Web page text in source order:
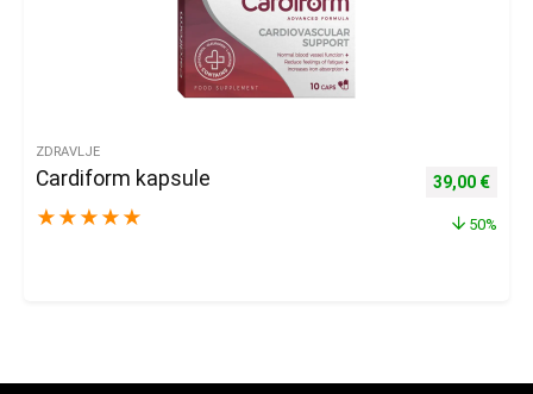
ZDRAVLJE
Cardiform kapsule
★ ★ ★ ★ ★
Izvorna
39,00 €
50%